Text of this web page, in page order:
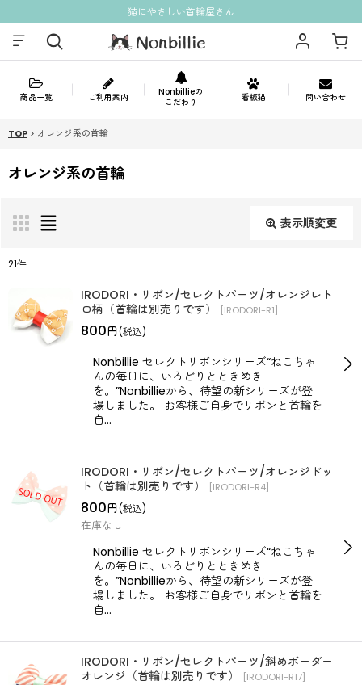
猫にやさしい首輪屋さん
商品一覧 ご利用案内
Nonbillieの
こだわり
看板猫 問い合わせ
TOP > オレンジ系の首輪
オレンジ系の首輪
表示順変更
並び順:
絞り込む
21件
IRODORI・リボン/セレクトパーツ/オレンジレト
ロ柄（首輪は別売りです）
[IRODORI-R1]
800円(税込)
Nonbillie セレクトリボンシリーズ“ねこちゃ
んの毎日に、いろどりとときめき
を。”Nonbillieから、待望の新シリーズが登
場しました。 お客様ご自身でリボンと首輪を
自…
IRODORI・リボン/セレクトパーツ/オレンジドッ
ト（首輪は別売りです）
[IRODORI-R4]
800円(税込)
在庫なし
Nonbillie セレクトリボンシリーズ“ねこちゃ
んの毎日に、いろどりとときめき
を。”Nonbillieから、待望の新シリーズが登
場しました。 お客様ご自身でリボンと首輪を
自…
IRODORI・リボン/セレクトパーツ/斜めボーダー
オレンジ（首輪は別売りです）
[IRODORI-R17]